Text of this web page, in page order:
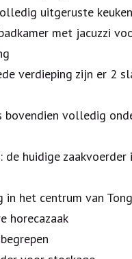
uitgeruste keuken
met jacuzzi
verdieping zijn er 2
bovendien volledig
de huidige
in het centrum van
horecazaak